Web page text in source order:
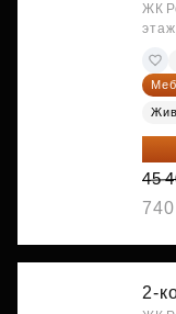
ЖК
40
45
2-